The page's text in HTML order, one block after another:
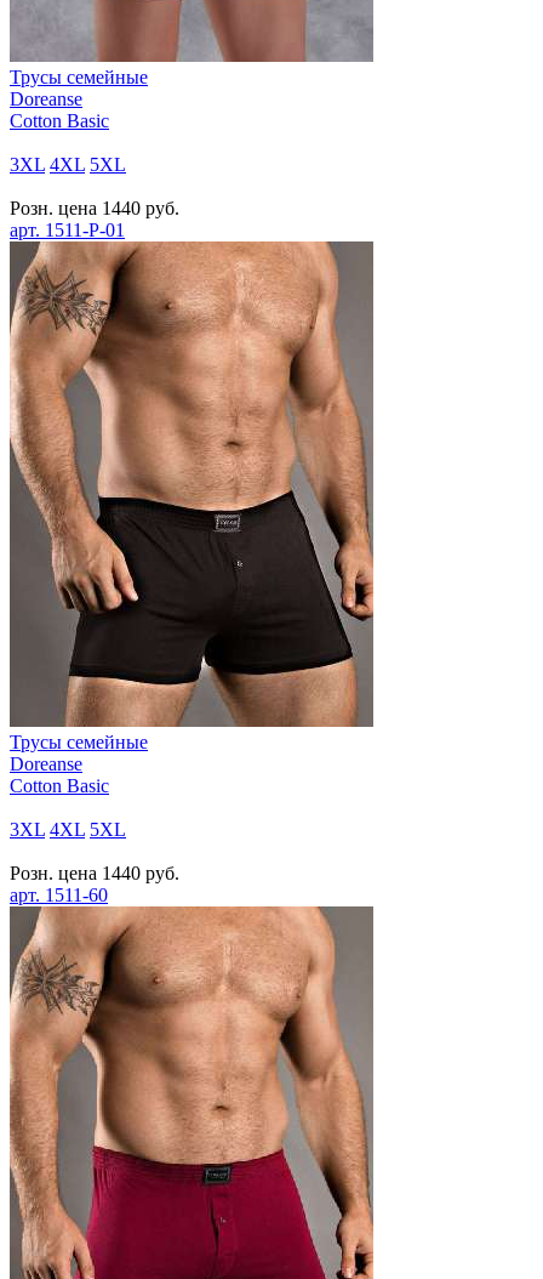
Трусы семейные
Doreanse
Cotton Basic
3XL 4XL 5XL
Розн. цена 1440 руб.
арт. 1511-P-01
Трусы семейные
Doreanse
Cotton Basic
3XL 4XL 5XL
Розн. цена 1440 руб.
арт. 1511-60